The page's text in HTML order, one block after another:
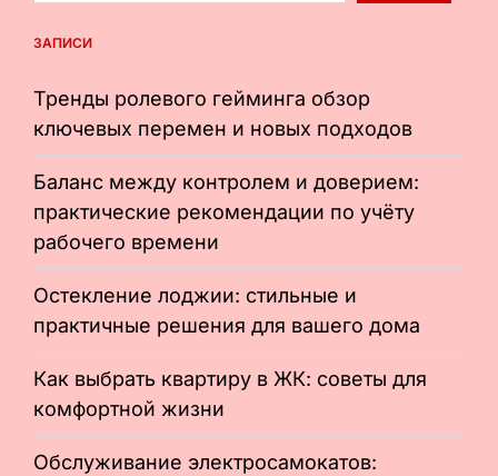
ЗАПИСИ
Тренды ролевого гейминга обзор
ключевых перемен и новых подходов
Баланс между контролем и доверием:
практические рекомендации по учёту
рабочего времени
Остекление лоджии: стильные и
практичные решения для вашего дома
Как выбрать квартиру в ЖК: советы для
комфортной жизни
Обслуживание электросамокатов: